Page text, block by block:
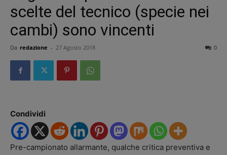
scelte del tecnico (specie nei
cambi) sono vincenti
Da redazione - 27 Agosto 2018 0
Condividi
Pre-campionato allarmante, qualche critica preventiva e